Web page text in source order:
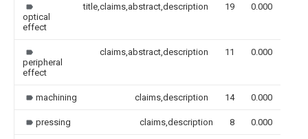
optical
effect
title,claims,abstract,description 19 0.000
peripheral
effect
claims,abstract,description 11 0.000
machining claims,description 14 0.000
pressing claims,description 8 0.000